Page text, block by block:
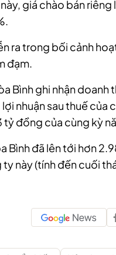
giá chào bán riêng
ra trong bối cảnh
đạm.
Bình ghi nhận doanh
nhuận sau thuế của
đồng của cùng kỳ
Bình đã lên tới hơn
này (tính đến cuối